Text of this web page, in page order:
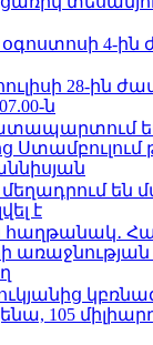
4-ին
28-ին
ն
են
է
105 միլիարդ